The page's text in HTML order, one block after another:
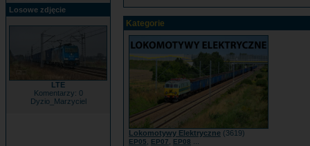
Losowe zdjęcie
LTE
Komentarzy: 0
Dyzio_Marzyciel
Kategorie
Lokomotywy Elektryczne (3619)
EP05 EP07 EP08